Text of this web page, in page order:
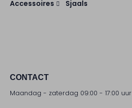
Accessoires Sjaals
CONTACT
Maandag - zaterdag 09:00 - 17:00 uur